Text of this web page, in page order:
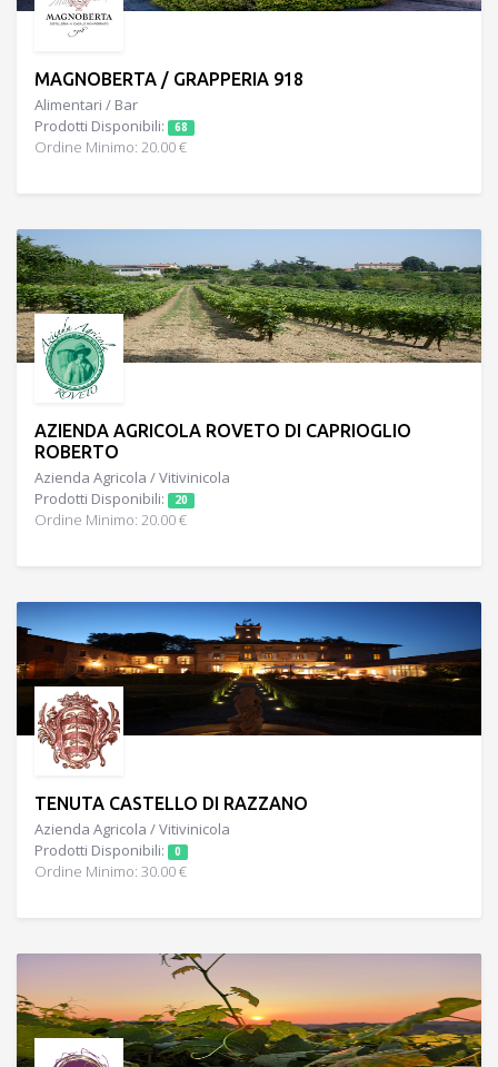
MAGNOBERTA / GRAPPERIA 918
Alimentari / Bar
Prodotti Disponibili:
68
Ordine Minimo: 20.00 €
AZIENDA AGRICOLA ROVETO DI CAPRIOGLIO
ROBERTO
Azienda Agricola / Vitivinicola
Prodotti Disponibili:
20
Ordine Minimo: 20.00 €
TENUTA CASTELLO DI RAZZANO
Azienda Agricola / Vitivinicola
Prodotti Disponibili:
0
Ordine Minimo: 30.00 €